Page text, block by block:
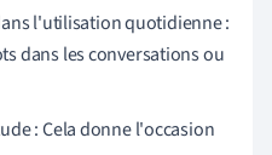
l'utilisation quotidienne :
dans les conversations ou
: Cela donne l'occasion